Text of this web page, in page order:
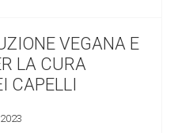
VEGANA E
LA CURA
CAPELLI